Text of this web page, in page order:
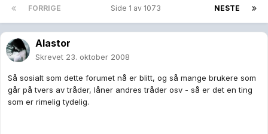
FORRIGE NESTE
Side 1 av 1073
Alastor
Skrevet 23. oktober 2008
Så sosialt som dette forumet nå er blitt, og så mange brukere som
går på tvers av tråder, låner andres tråder osv - så er det en ting
som er rimelig tydelig.